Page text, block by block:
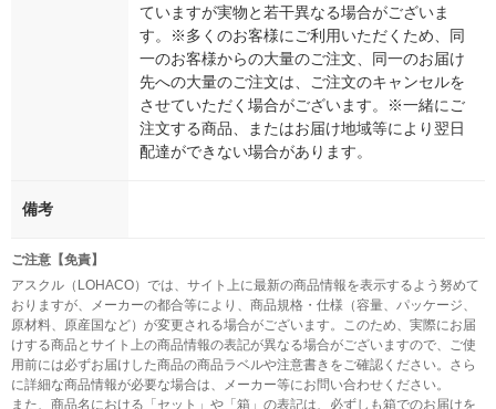
ていますが実物と若干異なる場合がございま
す。※多くのお客様にご利用いただくため、同
一のお客様からの大量のご注文、同一のお届け
先への大量のご注文は、ご注文のキャンセルを
させていただく場合がございます。※一緒にご
注文する商品、またはお届け地域等により翌日
配達ができない場合があります。
備考
ご注意【免責】
アスクル（LOHACO）では、サイト上に最新の商品情報を表示するよう努めて
おりますが、メーカーの都合等により、商品規格・仕様（容量、パッケージ、
原材料、原産国など）が変更される場合がございます。このため、実際にお届
けする商品とサイト上の商品情報の表記が異なる場合がございますので、ご使
用前には必ずお届けした商品の商品ラベルや注意書きをご確認ください。さら
に詳細な商品情報が必要な場合は、メーカー等にお問い合わせください。
また、商品名における「セット」や「箱」の表記は、必ずしも箱でのお届けを